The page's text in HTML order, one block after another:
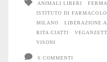
liberazioni
ANIMALI LIBERI
ISTITUTO DI
MILANO
LIBERAZIONE
RITA CIATTI
VISONI
6 COMMENTI